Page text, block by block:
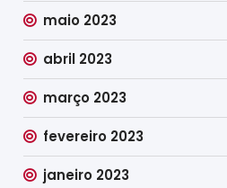
maio 2023
abril 2023
março 2023
fevereiro 2023
janeiro 2023